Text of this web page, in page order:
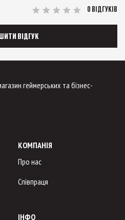
0 ВІДГУКІВ
ВІДГУК
геймерських та бізнес-
КОМПАНІЯ
Про нас
Співпраця
ІНФО